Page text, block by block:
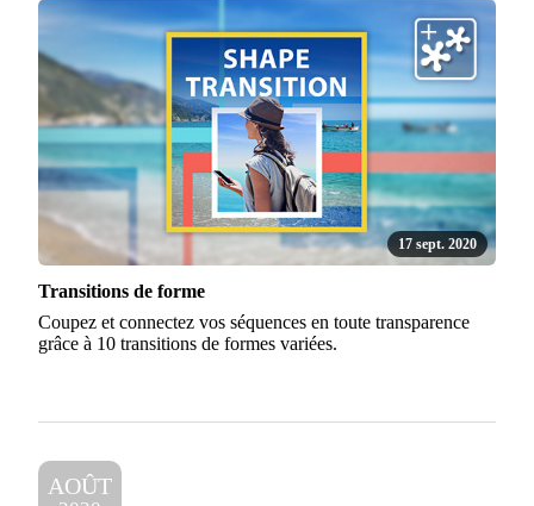
17 sept. 2020
Transitions de forme
Coupez et connectez vos séquences en toute transparence
grâce à 10 transitions de formes variées.
AOÛT